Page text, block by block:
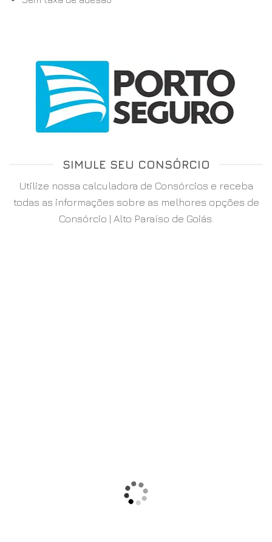
SIMULE SEU CONSÓRCIO
Utilize nossa calculadora de Consórcios e receba
todas as informações sobre as melhores opções de
Consórcio | Alto Paraíso de Goiás.